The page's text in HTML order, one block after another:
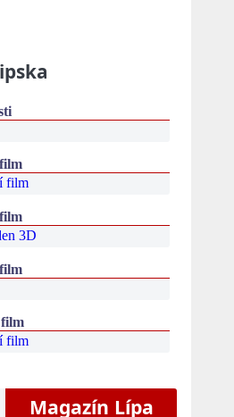
film
film
film
3D
film
film
film
Magazín Lípa